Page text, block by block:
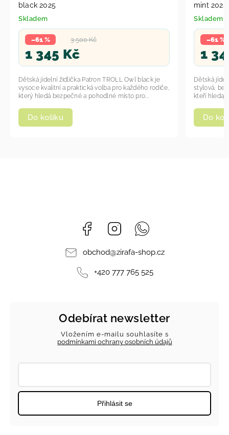
black 2025
Skladem
3 500 Kč
–61 %
1 345 Kč
Do košíku
Dětská jídelní židlička Patron TROLL Owl black je
vysoce kvalitní a praktická volba pro každého rodiče,
který hledá bezpečné a pohodlné místo pro...
mint 2025
Skladem
–61 %
1
Do
Dětská
stylová,
kteří hledají
Facebook Instagram
obchod@zirafa-shop.cz
+420 777 765 525
Odebírat newsletter
Vložením e-mailu souhlasíte s
podmínkami ochrany osobních údajů
Přihlásit se